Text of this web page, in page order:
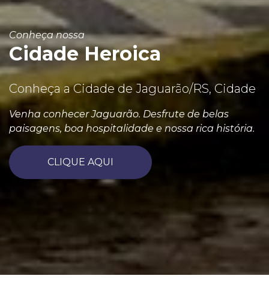
Conheça nossa
Cidade Heroica
Conheça a Cidade de Jaguarão/RS, Cidade
Venha conhecer Jaguarão. Desfrute de belas
paisagens, boa hospitalidade e nossa rica história.
CLIQUE AQUI